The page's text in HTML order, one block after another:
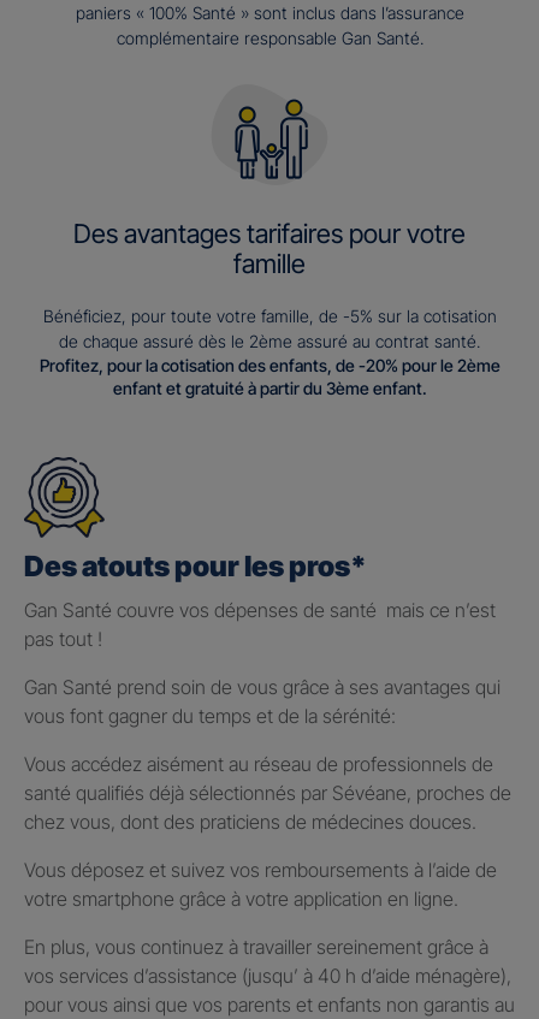
paniers « 100% Santé » sont inclus dans l’assurance
complémentaire responsable Gan Santé.
Des avantages tarifaires pour votre
famille
Bénéficiez, pour toute votre famille, de -5% sur la cotisation
de chaque assuré dès le 2ème assuré au contrat santé.
Profitez, pour la cotisation des enfants, de -20% pour le 2ème
enfant et gratuité à partir du 3ème enfant.
Des atouts pour les pros*
Gan Santé couvre vos dépenses de santé mais ce n’est
pas tout !
Gan Santé prend soin de vous grâce à ses avantages qui
vous font gagner du temps et de la sérénité:
Vous accédez aisément au réseau de professionnels de
santé qualifiés déjà sélectionnés par Sévéane, proches de
chez vous, dont des praticiens de médecines douces.
Vous déposez et suivez vos remboursements à l’aide de
votre smartphone grâce à votre application en ligne.
En plus, vous continuez à travailler sereinement grâce à
vos services d’assistance (jusqu’ à 40 h d’aide ménagère),
pour vous ainsi que vos parents et enfants non garantis au